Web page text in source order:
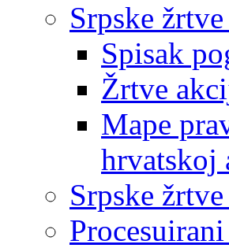
Srpske
Spisak
Žrtve
Mape
hrvatskoj
Srpske